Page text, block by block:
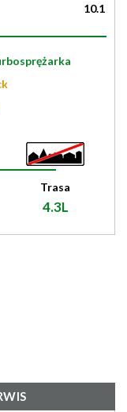
10.1
Trasa
4.3L